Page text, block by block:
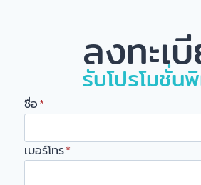
ลงทะเ
รับโปรโมชั่น
ชื่อ*
เบอร์โทร*